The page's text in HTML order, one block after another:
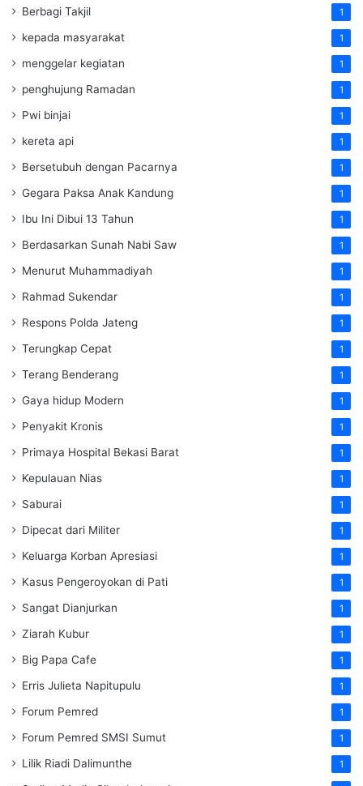
Berbagi Takjil 1
kepada masyarakat 1
menggelar kegiatan 1
penghujung Ramadan 1
Pwi binjai 1
kereta api 1
Bersetubuh dengan Pacarnya 1
Gegara Paksa Anak Kandung 1
Ibu Ini Dibui 13 Tahun 1
Berdasarkan Sunah Nabi Saw 1
Menurut Muhammadiyah 1
Rahmad Sukendar 1
Respons Polda Jateng 1
Terungkap Cepat 1
Terang Benderang 1
Gaya hidup Modern 1
Penyakit Kronis 1
Primaya Hospital Bekasi Barat 1
Kepulauan Nias 1
Saburai 1
Dipecat dari Militer 1
Keluarga Korban Apresiasi 1
Kasus Pengeroyokan di Pati 1
Sangat Dianjurkan 1
Ziarah Kubur 1
Big Papa Cafe 1
Erris Julieta Napitupulu 1
Forum Pemred 1
Forum Pemred SMSI Sumut 1
Lilik Riadi Dalimunthe 1